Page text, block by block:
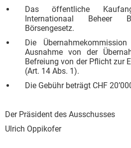
Das öffentliche
Internationaal Beheer
Börsengesetz.
Die
Ausnahme von der
Befreiung von der Pflicht zur
(Art. 14 Abs. 1).
Die Gebühr beträgt CHF
Der Präsident des Ausschusses
Ulrich Oppikofer